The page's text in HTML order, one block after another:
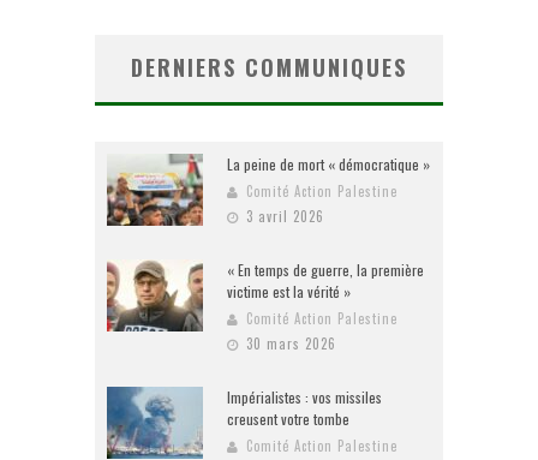
DERNIERS COMMUNIQUES
La peine de mort « démocratique »
Comité Action Palestine
3 avril 2026
« En temps de guerre, la première
victime est la vérité »
Comité Action Palestine
30 mars 2026
Impérialistes : vos missiles
creusent votre tombe
Comité Action Palestine